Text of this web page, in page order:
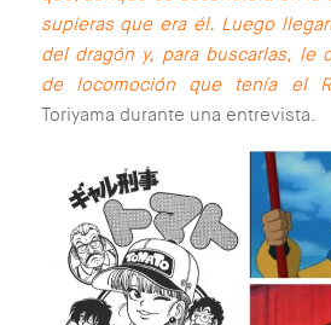
supieras que era él. Luego
del dragón y, para buscarlas, le
de locomoción que tenía el
Toriyama durante una entrevista.